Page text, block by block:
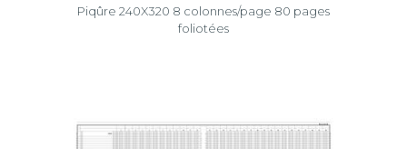
Piqûre 240X320 8 colonnes/page 80 pages
foliotées